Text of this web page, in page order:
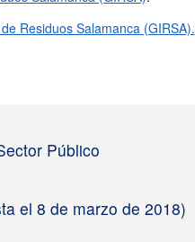
Residuos Salamanca (GIRSA).
Público
el 8 de marzo de 2018)